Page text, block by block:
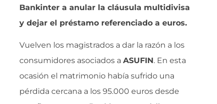
Bankinter a anular la cláusula multidivisa
y dejar el préstamo referenciado a euros.
Vuelven los magistrados a dar la razón a los
consumidores asociados a ASUFIN. En esta
ocasión el matrimonio había sufrido una
pérdida cercana a los 95.000 euros desde